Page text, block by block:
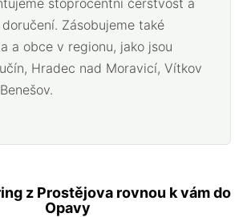
Zásobujeme také
a obce v regionu, jako jsou
Hradec nad Moravicí, Vítkov
z Prostějova rovnou k vám do
Opavy